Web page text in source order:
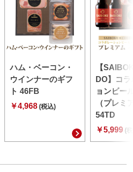
ハム・ベーコン・
ウインナーのギフ
ト 46FB
￥4,968 (税込)
【
DO】コ
ョンビー
（プレミ
54TD
￥5,999 (